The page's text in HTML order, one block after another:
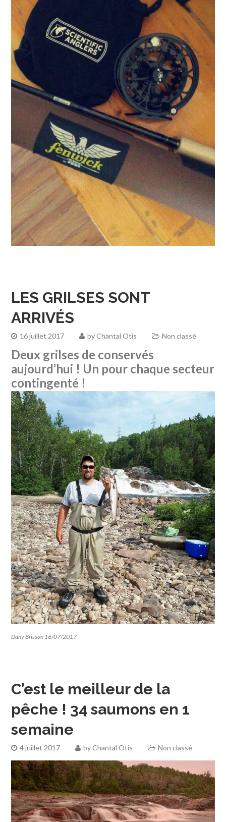
LES GRILSES SONT
ARRIVÉS
16 juillet 2017 byChantal Otis Non classé
Deux grilses de conservés
aujourd’hui ! Un pour chaque secteur
contingenté !
Dany Brisson 16/07/2017
C’est le meilleur de la
pêche ! 34 saumons en 1
semaine
4 juillet 2017 byChantal Otis Non classé